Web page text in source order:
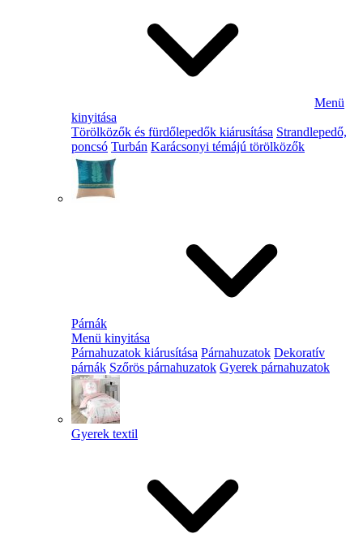
Menü
kinyitása
Törölközők és fürdőlepedők kiárusítása Strandlepedő,
poncsó Turbán Karácsonyi témájú törölközők
Párnák
Menü kinyitása
Párnahuzatok kiárusítása Párnahuzatok Dekoratív
párnák Szőrös párnahuzatok Gyerek párnahuzatok
Gyerek textil